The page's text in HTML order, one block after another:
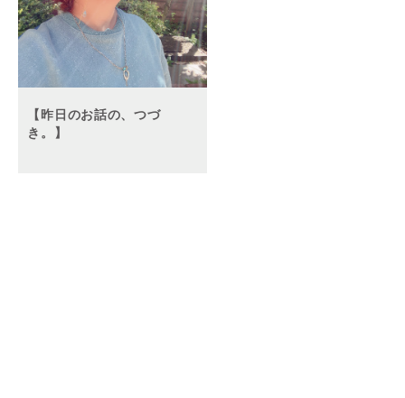
【昨日のお話の、つづ
き。】